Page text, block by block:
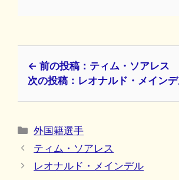
← 前の投稿：ティム・ソアレス
次の投稿：レオナルド・メイン
カ
テ
リ
外国籍選手
ティム・ソアレス
レオナルド・メインデル